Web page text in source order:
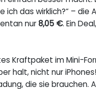
ich das wirklich?“ – die
nur8,05 €. Ein
Kraftpaket im Mini-
halt, nicht nur
die sie brauchen.